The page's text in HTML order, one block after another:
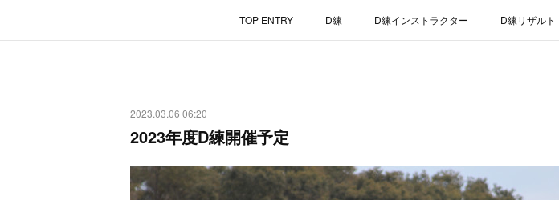
TOP ENTRY D練 D練インストラクター D練リザルト
2023.03.06 06:20
2023年度D練開催予定